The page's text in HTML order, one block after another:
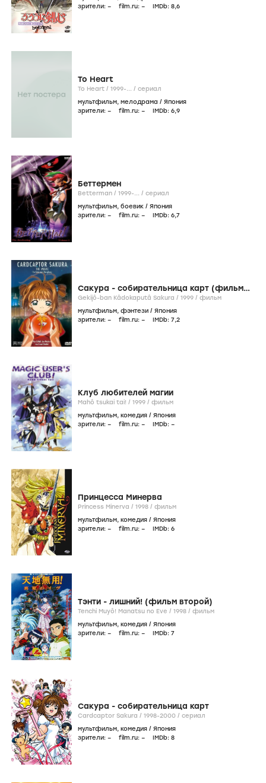
зрители: – film.ru: – IMDb: 8,6
To Heart
To Heart / 1999-... / сериал
мультфильм, мелодрама / Япония
зрители: – film.ru: – IMDb: 6,9
Беттермен
Betterman / 1999-... / сериал
мультфильм, боевик / Япония
зрители: – film.ru: – IMDb: 6,7
Сакура - собирательница карт (фильм
первый)
Gekijô-ban Kâdokaputâ Sakura / 1999 / фильм
мультфильм, фэнтези / Япония
зрители: – film.ru: – IMDb: 7,2
Клуб любителей магии
Mahô tsukai tai! / 1999 / фильм
мультфильм, комедия / Япония
зрители: – film.ru: – IMDb: –
Принцесса Минерва
Princess Minerva / 1998 / фильм
мультфильм, комедия / Япония
зрители: – film.ru: – IMDb: 6
Тэнти - лишний! (фильм второй)
Tenchi Muyô! Manatsu no Eve / 1998 / фильм
мультфильм, комедия / Япония
зрители: – film.ru: – IMDb: 7
Сакура - собирательница карт
Cardcaptor Sakura / 1998-2000 / сериал
мультфильм, комедия / Япония
зрители: – film.ru: – IMDb: 8